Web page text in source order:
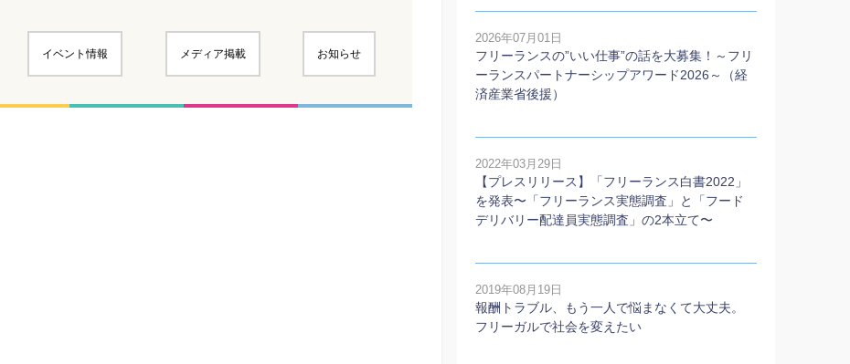
イベント情報 メディア掲載 お知らせ
2026年07月01日
フリーランスの”いい仕事”の話を大募集！～フリ
ーランスパートナーシップアワード2026～（経
済産業省後援）
2022年03月29日
【プレスリリース】「フリーランス白書2022」
を発表〜「フリーランス実態調査」と「フード
デリバリー配達員実態調査」の2本⽴て〜
2019年08月19日
報酬トラブル、もう一人で悩まなくて大丈夫。
フリーガルで社会を変えたい